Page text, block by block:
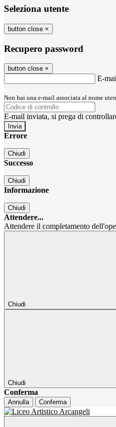
Seleziona utente
button close ×
Recupero password
button close ×
E-
Non hai una e-mail associata al nome
E-mail inviata, si prega di
Errore
Chiudi
Successo
Chiudi
Informazione
Chiudi
Attendere...
Attendere il completamento
Chiudi
Chiudi
Conferma
Annulla Conferma